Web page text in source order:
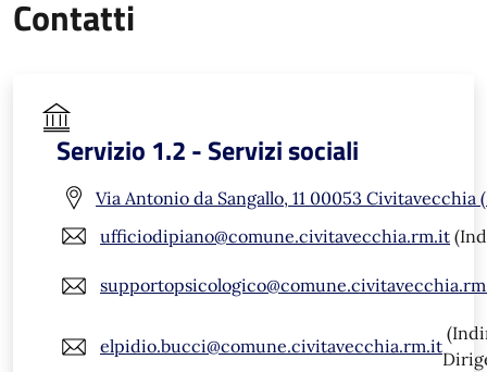
Contatti
Servizio 1.2 - Servizi sociali
Via Antonio da Sangallo, 11 00053 Civitavecchia
ufficiodipiano@comune.civitavecchia.rm.it
elpidio.bucci@comune.civitavecchia.rm.it